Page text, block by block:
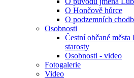
O Hončově hůrce
O podzemních
Osobnosti
Čestní občané
starosty
Osobnosti - video
Fotogalerie
Video